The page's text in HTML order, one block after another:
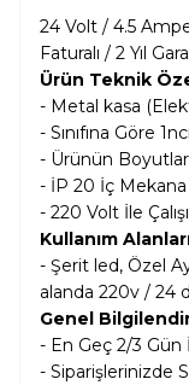
24 Volt / 4.5
Faturalı / 2 Yıl
Ürün Teknik
- Metal kasa
- Sınıfına Göre
- Ürünün
- İP 20 İç
- 220 Volt İle
Kullanım
- Şerit led, Özel
alanda 220v / 24
Genel
- En Geç 2/3
- Siparişlerinizde